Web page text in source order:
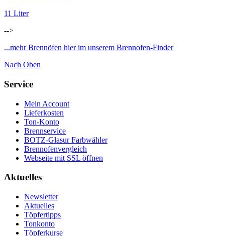
11 Liter
-->
...mehr Brennöfen hier im unserem Brennofen-Finder
Nach Oben
Service
Mein Account
Lieferkosten
Ton-Konto
Brennservice
BOTZ-Glasur Farbwähler
Brennofenvergleich
Webseite mit SSL öffnen
Aktuelles
Newsletter
Aktuelles
Töpfertipps
Tonkonto
Töpferkurse